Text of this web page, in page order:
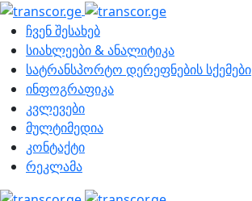
ჩვენ შესახებ
სიახლეები & ანალიტიკა
სატრანსპორტო დერეფნების სქემები
ინფოგრაფიკა
კვლევები
მულტიმედია
კონტაქტი
რეკლამა